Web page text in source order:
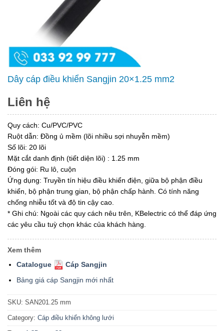
Dây cáp điều khiển Sangjin 20×1.25 mm2
Liên hệ
Quy cách: Cu/PVC/PVC
Ruột dẫn: Đồng ủ mềm (lõi nhiều sợi nhuyễn mềm)
Số lõi: 20 lõi
Mặt cắt danh định (tiết diện lõi) : 1.25 mm
Đóng gói: Ru lô, cuộn
Ứng dụng: Truyền tín hiệu điều khiển điện, giữa bộ phận điều
khiển, bộ phận trung gian, bộ phận chấp hành. Có tính năng
chống nhiễu tốt và độ tin cậy cao.
* Ghi chú: Ngoài các quy cách nêu trên, KBelectric có thể đáp ứng
các yêu cầu tuỳ chọn khác của khách hàng.
Xem thêm
Catalogue
Cáp Sangjin
Bảng giá cáp Sangjin mới nhất
SKU: SAN201.25 mm
Category: Cáp điều khiển không lưới